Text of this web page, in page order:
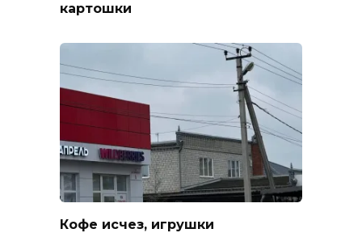
картошки
Кофе исчез, игрушки